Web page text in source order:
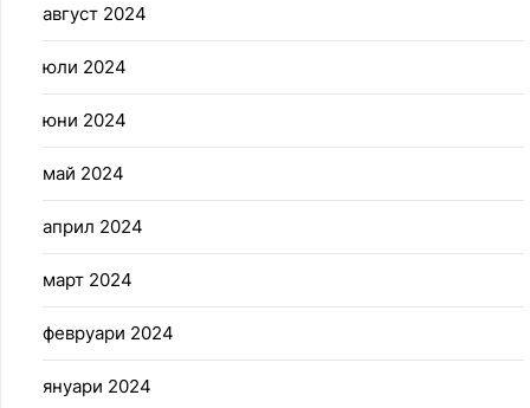
август 2024
юли 2024
юни 2024
май 2024
април 2024
март 2024
февруари 2024
януари 2024